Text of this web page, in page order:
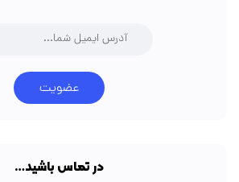
عضویت
در تماس باشید…